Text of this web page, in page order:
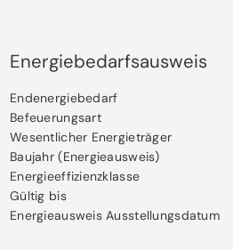
wieder realisierbar.
Das Objekt ist vollvermietet.
Mieterhöhungen wurden in den
durchgeführt.
Energiebedarfsausweis
Endenergiebedarf
Befeuerungsart
Wesentlicher Energieträger
Baujahr (Energieausweis)
Energieeffizienzklasse
Gültig bis
Energieausweis Ausstellungsdatum